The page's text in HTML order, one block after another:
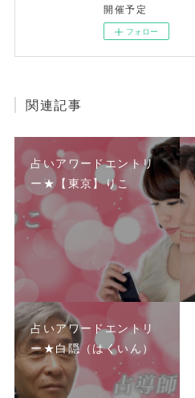
開催予定
フォロー
関連記事
占いアワードエントリ
ー★【東京】りこ
占いアワードエントリ
ー★白隠（はくいん）